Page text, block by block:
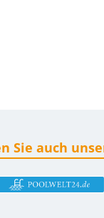
Sie auch